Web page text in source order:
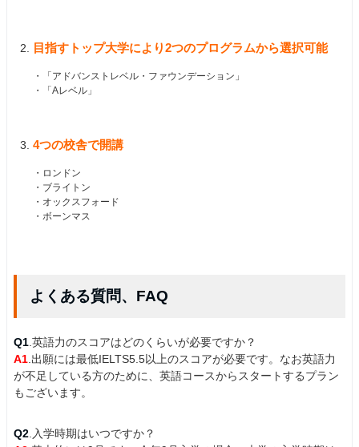
目指すトップ大学により2つのプログラムから選択可能
・「アドバンストレベル・ファウンデーション」
・「Aレベル」
4つの校舎で開講
・ロンドン
・ブライトン
・オックスフォード
・ボーンマス
よくある質問、FAQ
Q1.英語力のスコアはどのくらいが必要ですか？
A1.出願には最低IELTS5.5以上のスコアが必要です。なお英語力
が不足している方のために、英語コースからスタートするプラン
もございます。
Q2.入学時期はいつですか？